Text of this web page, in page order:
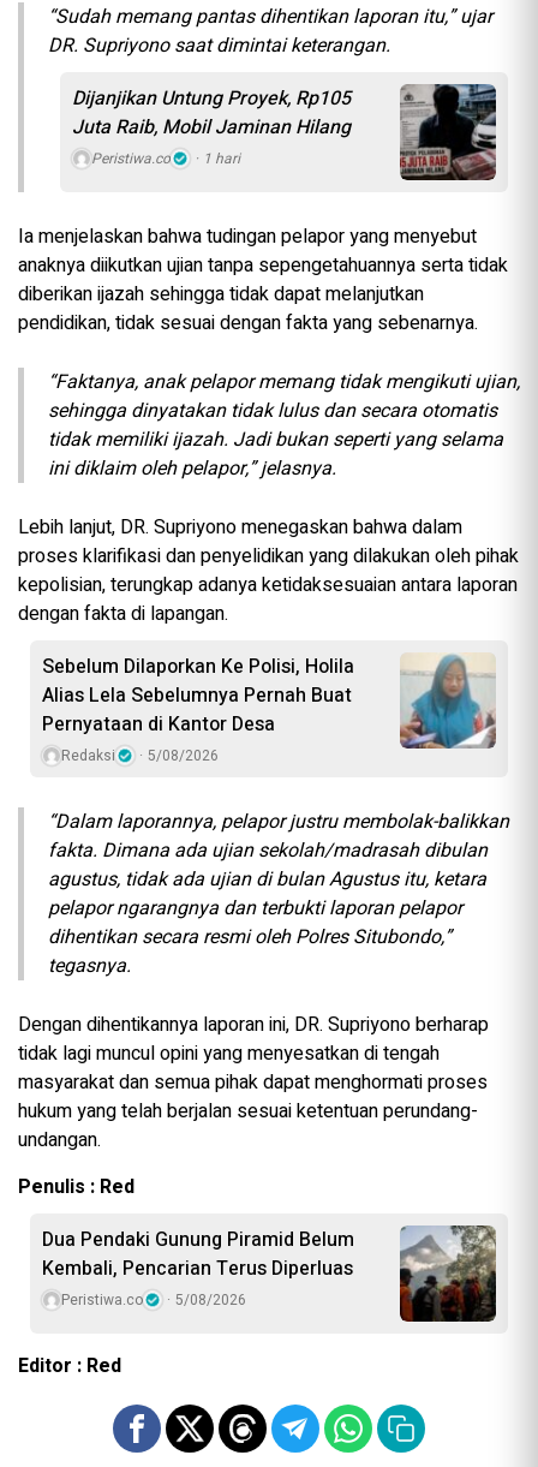
“Sudah memang pantas dihentikan laporan itu,” ujar
DR. Supriyono saat dimintai keterangan.
Dijanjikan Untung Proyek, Rp105
Juta Raib, Mobil Jaminan Hilang
Peristiwa.co 1 hari
Ia menjelaskan bahwa tudingan pelapor yang menyebut
anaknya diikutkan ujian tanpa sepengetahuannya serta tidak
diberikan ijazah sehingga tidak dapat melanjutkan
pendidikan, tidak sesuai dengan fakta yang sebenarnya.
“Faktanya, anak pelapor memang tidak mengikuti ujian,
sehingga dinyatakan tidak lulus dan secara otomatis
tidak memiliki ijazah. Jadi bukan seperti yang selama
ini diklaim oleh pelapor,” jelasnya.
Lebih lanjut, DR. Supriyono menegaskan bahwa dalam
proses klarifikasi dan penyelidikan yang dilakukan oleh pihak
kepolisian, terungkap adanya ketidaksesuaian antara laporan
dengan fakta di lapangan.
Sebelum Dilaporkan Ke Polisi, Holila
Alias Lela Sebelumnya Pernah Buat
Pernyataan di Kantor Desa
Redaksi 5/08/2026
“Dalam laporannya, pelapor justru membolak-balikkan
fakta. Dimana ada ujian sekolah/madrasah dibulan
agustus, tidak ada ujian di bulan Agustus itu, ketara
pelapor ngarangnya dan terbukti laporan pelapor
dihentikan secara resmi oleh Polres Situbondo,”
tegasnya.
Dengan dihentikannya laporan ini, DR. Supriyono berharap
tidak lagi muncul opini yang menyesatkan di tengah
masyarakat dan semua pihak dapat menghormati proses
hukum yang telah berjalan sesuai ketentuan perundang-
undangan.
Penulis : Red
Dua Pendaki Gunung Piramid Belum
Kembali, Pencarian Terus Diperluas
Peristiwa.co 5/08/2026
Editor : Red